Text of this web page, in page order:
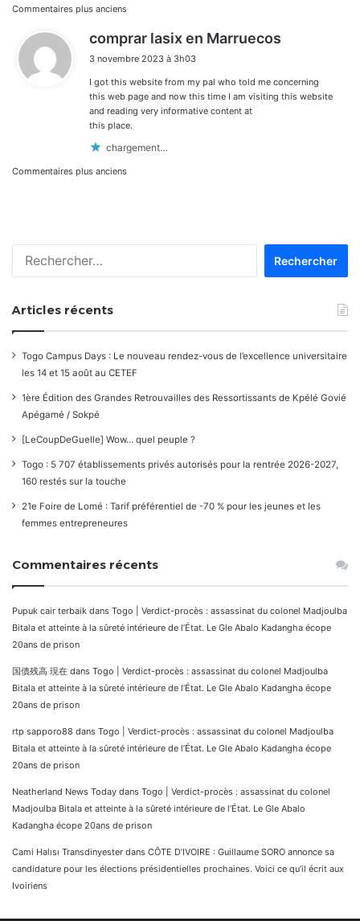
Navigation
dans
les
commentaires
Commentaires plus anciens
comprar lasix en Marruecos
:
3 novembre 2023 à 3h03
I got this website from my pal who told me concerning
this web page and now this time I am visiting this website
and reading very informative content at
this place.
chargement…
Navigation
commentaires
Commentaires plus anciens
Articles récents
Togo Campus Days : Le nouveau rendez-vous de l’excellence universitaire
les 14 et 15 août au CETEF
1ère Édition des Grandes Retrouvailles des Ressortissants de Kpélé Govié
Apégamé / Sokpé
[LeCoupDeGuelle] Wow… quel peuple ?
Togo : 5 707 établissements privés autorisés pour la rentrée 2026-2027,
160 restés sur la touche
21e Foire de Lomé : Tarif préférentiel de -70 % pour les jeunes et les
femmes entrepreneures
Commentaires récents
Pupuk cair terbaik dans Togo | Verdict-procès : assassinat du colonel Madjoulba
Bitala et atteinte à la sûreté intérieure de l’État. Le Gle Abalo Kadangha écope
20ans de prison
国債残高 現在 dans Togo | Verdict-procès : assassinat du colonel Madjoulba
Bitala et atteinte à la sûreté intérieure de l’État. Le Gle Abalo Kadangha écope
20ans de prison
rtp sapporo88 dans Togo | Verdict-procès : assassinat du colonel Madjoulba
Bitala et atteinte à la sûreté intérieure de l’État. Le Gle Abalo Kadangha écope
20ans de prison
Neatherland News Today dans Togo | Verdict-procès : assassinat du colonel
Madjoulba Bitala et atteinte à la sûreté intérieure de l’État. Le Gle Abalo
Kadangha écope 20ans de prison
Cami Halısı Transdinyester dans CÔTE D’IVOIRE : Guillaume SORO annonce sa
candidature pour les élections présidentielles prochaines. Voici ce qu’il écrit aux
Ivoiriens